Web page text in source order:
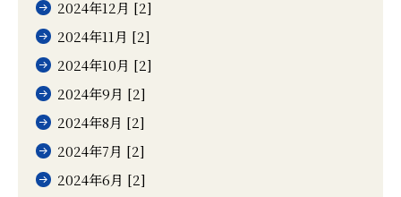
2024年12月 [2]
2024年11月 [2]
2024年10月 [2]
2024年9月 [2]
2024年8月 [2]
2024年7月 [2]
2024年6月 [2]